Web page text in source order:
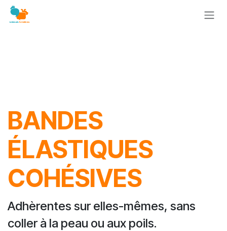
Se rendre au contenu
BANDES
ÉLASTIQUES
COHÉSIVES​
Adhèrentes sur elles-mêmes, sans
coller à la peau ou aux poils.